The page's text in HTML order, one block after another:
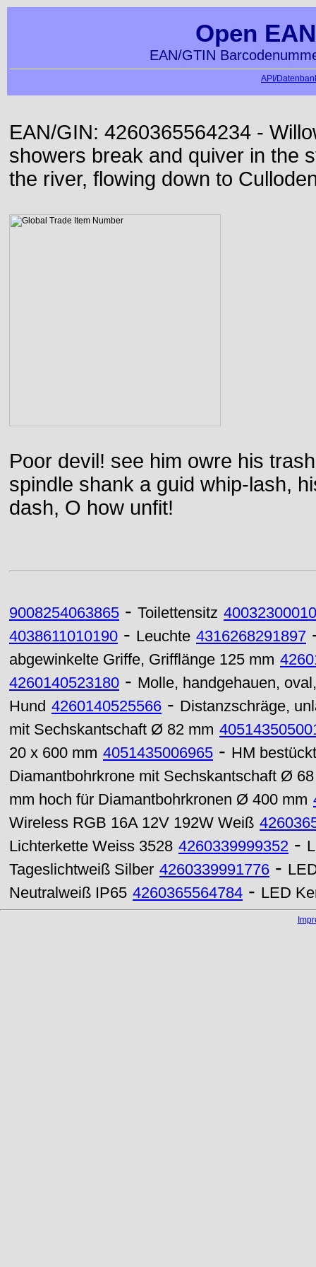
Open
EAN/GTIN
API/
EAN/GIN: 4260365564234 -
showers break and quiver in the
the river, flowing down to
Poor devil! see him owre his
spindle shank a guid whip-lash,
dash, O how unfit!
9008254063865 - Toilettensitz
4038611010190 - Leuchte 4316268291897
abgewinkelte Griffe, Grifflänge 125 mm
4260140523180 - Molle, handgehauen,
Hund 4260140525566 - Distanzschräge,
mit Sechskantschaft Ø 82 mm
20 x 600 mm 4051435006965 - HM
Diamantbohrkrone mit Sechskantschaft Ø
mm hoch für Diamantbohrkronen Ø 400 mm
Wireless RGB 16A 12V 192W Weiß
Lichterkette Weiss 3528 4260339999352 -
Tageslichtweiß Silber 4260339991776 -
Neutralweiß IP65 4260365564784 - LED